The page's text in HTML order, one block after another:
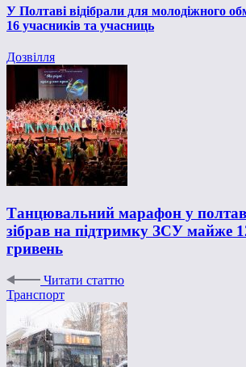
У Полтаві відібрали для молодіжного
16 учасників та учасниць
Дозвілля
Танцювальний марафон у
зібрав на підтримку ЗСУ майже
гривень
Читати статтю
Транспорт